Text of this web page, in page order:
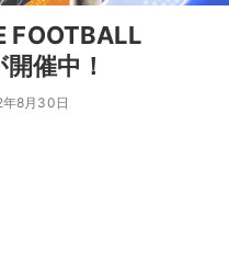
FOOTBALL
催中！
8月30日